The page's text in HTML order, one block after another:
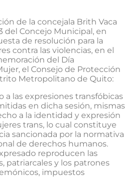
de la concejala Brith Vaca
del Concejo Municipal, en
de resolución para la
contra las violencias, en el
del Día
el Consejo de Protección
Metropolitano de Quito:
a las expresiones transfóbicas
en dicha sesión, mismas
a la identidad y expresión
trans, lo cual constituye
sancionada por la normativa
de derechos humanos.
reproducen las
patriarcales y los patrones
impuestos